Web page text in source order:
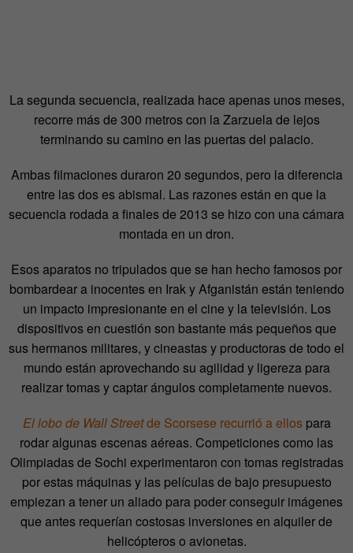
La segunda secuencia, realizada hace apenas unos meses,
recorre más de 300 metros con la Zarzuela de lejos
terminando su camino en las puertas del palacio.
Ambas filmaciones duraron 20 segundos, pero la diferencia
entre las dos es abismal. Las razones están en que la
secuencia rodada a finales de 2013 se hizo con una cámara
montada en un dron.
Esos aparatos no tripulados que se han hecho famosos por
bombardear a inocentes en Irak y Afganistán están teniendo
un impacto impresionante en el cine y la televisión. Los
dispositivos en cuestión son bastante más pequeños que
sus hermanos militares, y cineastas y productoras de todo el
mundo están aprovechando su agilidad y ligereza para
realizar tomas y captar ángulos completamente nuevos.
El lobo de Wall Streetde Scorsese recurrió a ellospara
rodar algunas escenas aéreas. Competiciones como las
Olimpiadas de Sochi experimentaron con tomas registradas
por estas máquinas y las películas de bajo presupuesto
empiezan a tener un aliado para poder conseguir imágenes
que antes requerían costosas inversiones en alquiler de
helicópteros o avionetas.